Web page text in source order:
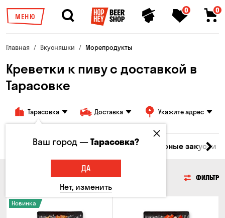
МЕНЮ
0 0
Главная Вкусняшки Морепродукты
Креветки к пиву с доставкой в ​​
Тарасовке
Тарасовка Доставка Укажите адрес
Мясо Рыба Морепродукты Сырные закуски
МОРЕПРОДУКТЫ ФИЛЬТР
Новинка
Ваш город —Тарасовка?
ДА
Нет, изменить